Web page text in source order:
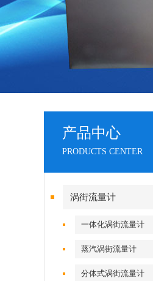
产品中心
PRODUCTS CENTER
涡街流量计
一体化涡街流量计
蒸汽涡街流量计
分体式涡街流量计